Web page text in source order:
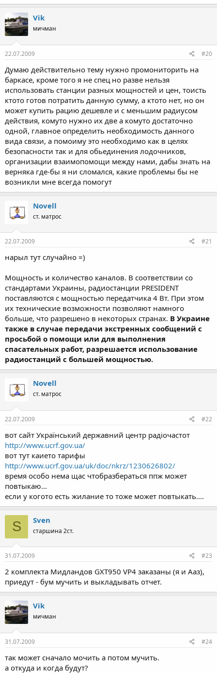
Vik
мичман
22.07.2009 #20
Думаю действительно тему нужно промониторить на
баркасе, кроме того я не спец но разве нельзя
использовать станции разных мощностей и цен, тоисть
ктото готов потратить данную сумму, а ктото нет, но он
может купить рацию дешевле и с меньшим радиусом
действия, комуто нужно их две а комуто достаточно
одной, главное определить необходимость данного
вида связи, а помоиму это необходимо как в целях
безопасности так и для обьединения лодочников,
организации взаимопомощи между нами, дабы знать на
верняка где-бы я ни сломался, какие проблемы бы не
возникли мне всегда помогут
Novell
ст. матрос
22.07.2009 #21
нарыл тут случайно =)
Мощность и количество каналов. В соответствии со
стандартами Украины, радиостанции PRESIDENT
поставляются с мощностью передатчика 4 Вт. При этом
их технические возможности позволяют намного
больше, что разрешено в некоторых странах. В Украине
также в случае передачи экстренных сообщений с
просьбой о помощи или для выполнения
спасательных работ, разрешается использование
радиостанций с большей мощностью.
Novell
ст. матрос
22.07.2009 #22
вот сайт Український державний центр радіочастот
http://www.ucrf.gov.ua/
вот тут каието тарифы
http://www.ucrf.gov.ua/uk/doc/nkrz/1230626802/
время особо нема щас чтобразбераться ппж может
повтыкаю...
если у когото есть жилание то тоже может повтыкать....
S Sven
старшина 2ст.
31.07.2009 #23
2 комплекта Мидландов GXT950 VP4 заказаны (я и Ааз),
приедут - бум мучить и выкладывать отчет.
Vik
мичман
31.07.2009 #24
так может сначало мочить а потом мучить.
а откуда и когда будут?